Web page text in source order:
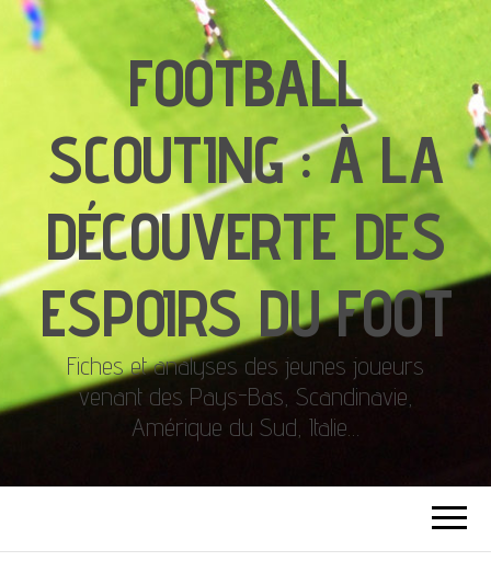
FOOTBALL
SCOUTING : À LA
DÉCOUVERTE DES
ESPOIRS DU FOOT
Fiches et analyses des jeunes joueurs
venant des Pays-Bas, Scandinavie,
Amérique du Sud, Italie…